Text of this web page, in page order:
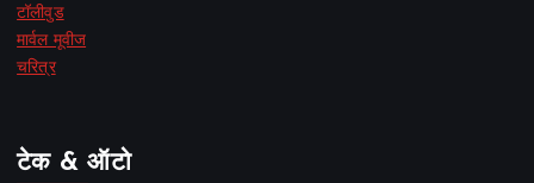
टॉलीवुड
मार्वल मूवीज
चरित्र
टेक & ऑटो